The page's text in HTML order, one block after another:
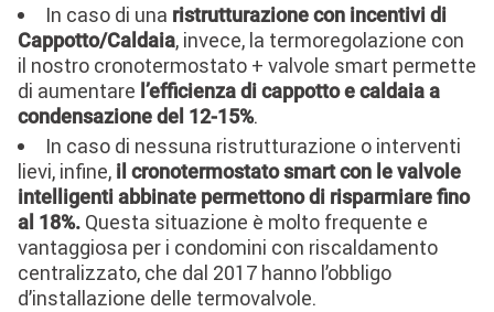
In caso di una ristrutturazione con incentivi di
Cappotto/Caldaia, invece, la termoregolazione con
il nostro cronotermostato + valvole smart permette
di aumentare l’efficienza di cappotto e caldaia a
condensazione del 12-15%.
In caso di nessuna ristrutturazione o interventi
lievi, infine, il cronotermostato smart con le valvole
intelligenti abbinate permettono di risparmiare fino
al 18%. Questa situazione è molto frequente e
vantaggiosa per i condomini con riscaldamento
centralizzato, che dal 2017 hanno l’obbligo
d’installazione delle termovalvole.